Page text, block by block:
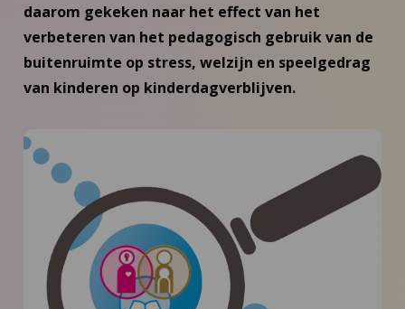
daarom gekeken naar het effect van het
verbeteren van het pedagogisch gebruik van de
buitenruimte op stress, welzijn en speelgedrag
van kinderen op kinderdagverblijven.